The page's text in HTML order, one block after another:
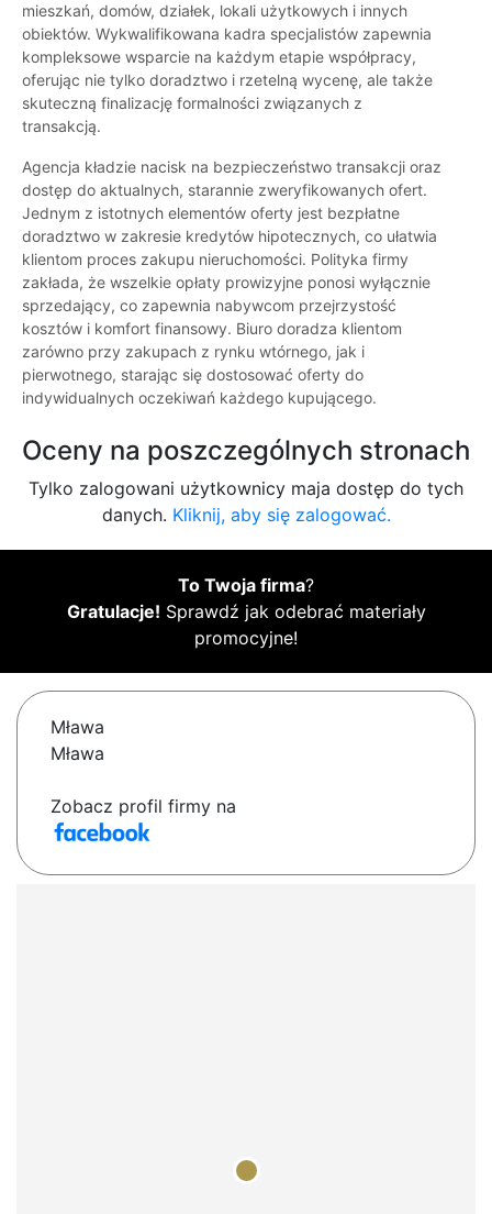
mieszkań, domów, działek, lokali użytkowych i innych
obiektów. Wykwalifikowana kadra specjalistów zapewnia
kompleksowe wsparcie na każdym etapie współpracy,
oferując nie tylko doradztwo i rzetelną wycenę, ale także
skuteczną finalizację formalności związanych z
transakcją.
Agencja kładzie nacisk na bezpieczeństwo transakcji oraz
dostęp do aktualnych, starannie zweryfikowanych ofert.
Jednym z istotnych elementów oferty jest bezpłatne
doradztwo w zakresie kredytów hipotecznych, co ułatwia
klientom proces zakupu nieruchomości. Polityka firmy
zakłada, że wszelkie opłaty prowizyjne ponosi wyłącznie
sprzedający, co zapewnia nabywcom przejrzystość
kosztów i komfort finansowy. Biuro doradza klientom
zarówno przy zakupach z rynku wtórnego, jak i
pierwotnego, starając się dostosować oferty do
indywidualnych oczekiwań każdego kupującego.
Oceny na poszczególnych stronach
Tylko zalogowani użytkownicy maja dostęp do tych
danych. Kliknij, aby się zalogować.
To Twoja firma?
Gratulacje! Sprawdź jak odebrać materiały
promocyjne!
Mława
Mława
Zobacz profil firmy na